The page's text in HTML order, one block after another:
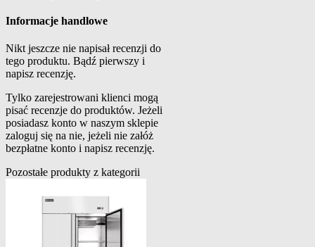
Informacje handlowe
Nikt jeszcze nie napisał recenzji do
tego produktu. Bądź pierwszy i
napisz recenzję.
Tylko zarejestrowani klienci mogą
pisać recenzje do produktów. Jeżeli
posiadasz konto w naszym sklepie
zaloguj się na nie, jeżeli nie załóż
bezpłatne konto i napisz recenzję.
Pozostałe produkty z kategorii